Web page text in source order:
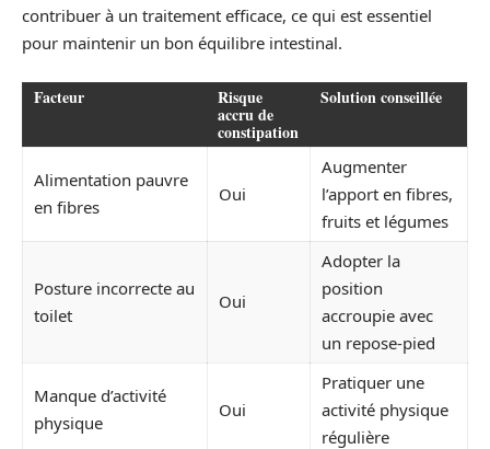
contribuer à un traitement efficace, ce qui est essentiel
pour maintenir un bon équilibre intestinal.
Facteur Risque
accru de
constipation
Solution conseillée
Alimentation pauvre
en fibres
Oui
Augmenter
l’apport en fibres,
fruits et légumes
Posture incorrecte au
toilet
Oui
Adopter la
position
accroupie avec
un repose-pied
Manque d’activité
physique
Oui
Pratiquer une
activité physique
régulière